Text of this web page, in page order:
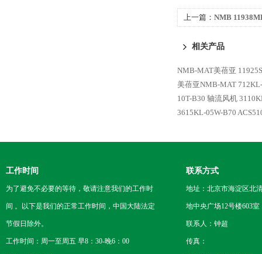
上一篇： NMB
相关产品
NMB-MAT美蓓亚
美蓓亚NMB-MAT
10T-B30 轴流风机
3615KL-05W-B70
工作时间
为了避免不必要的等待，敬请注意我们的工作时
间 。以下是我们的正常工作时间，中国大陆法定
节假日除外。
工作时间：周一至周五 早8：30-晚6：00
联系方式
地址：北京市海淀区北
地中央广场12号楼603室
联系人：钟超
传真：